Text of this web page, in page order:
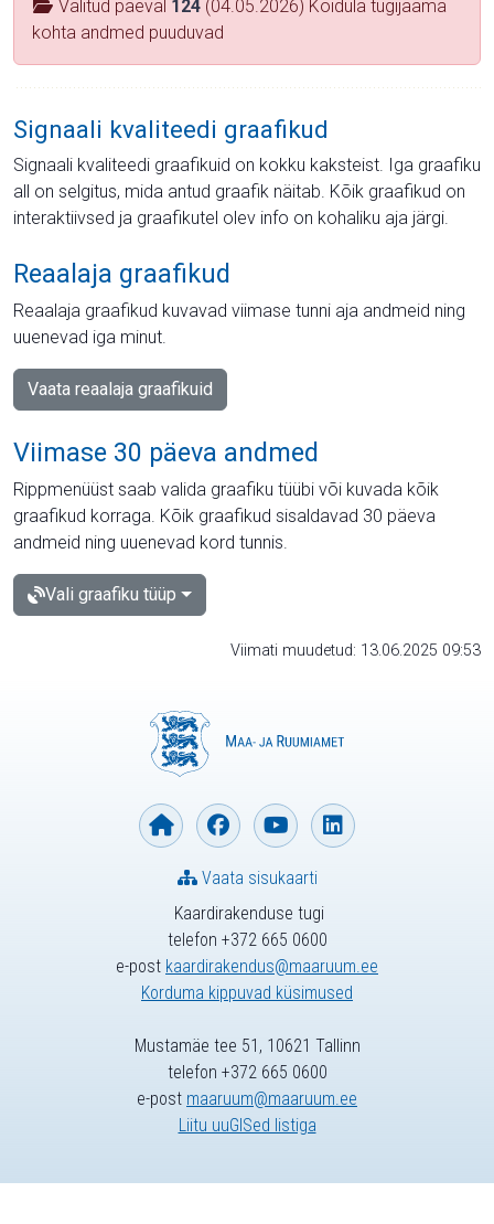
Valitud päeval 124 (04.05.2026) Koidula tugijaama
kohta andmed puuduvad
Signaali kvaliteedi graafikud
Signaali kvaliteedi graafikuid on kokku kaksteist. Iga graafiku
all on selgitus, mida antud graafik näitab. Kõik graafikud on
interaktiivsed ja graafikutel olev info on kohaliku aja järgi.
Reaalaja graafikud
Reaalaja graafikud kuvavad viimase tunni aja andmeid ning
uuenevad iga minut.
Vaata reaalaja graafikuid
Viimase 30 päeva andmed
Rippmenüüst saab valida graafiku tüübi või kuvada kõik
graafikud korraga. Kõik graafikud sisaldavad 30 päeva
andmeid ning uuenevad kord tunnis.
Vali graafiku tüüp
Viimati muudetud: 13.06.2025 09:53
Kaardirakenduse tugi
telefon +372 665 0600
e-post kaardirakendus@maaruum.ee
Korduma kippuvad küsimused
Vaata sisukaarti
Mustamäe tee 51, 10621 Tallinn
telefon +372 665 0600
e-post maaruum@maaruum.ee
Liitu uuGISed listiga